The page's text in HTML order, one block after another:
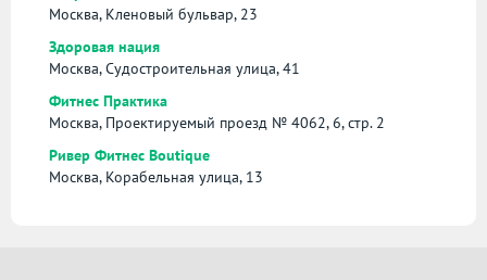
Москва, Кленовый бульвар, 23
Здоровая нация
Москва, Судостроительная улица, 41
Фитнес Практика
Москва, Проектируемый проезд № 4062, 6, стр. 2
Ривер Фитнес Boutique
Москва, Корабельная улица, 13